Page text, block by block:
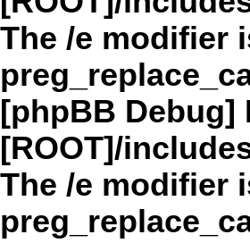
The /e modifier
[phpBB Debug]
[ROOT]/
The /e modifier